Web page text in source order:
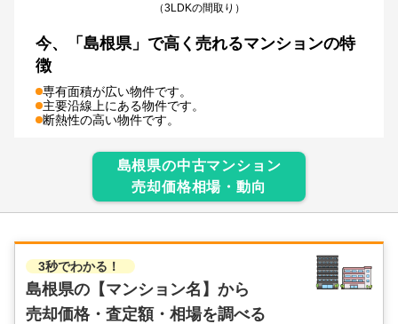
（3LDKの間取り）
今、 「島根県」で高く売れるマンションの特
徴
専有面積が広い物件です。
主要沿線上にある物件です。
断熱性の高い物件です。
島根県の中古マンション
売却価格相場・動向
3秒でわかる！
島根県の 【マンション名】から
売却価格・査定額・相場を調べる